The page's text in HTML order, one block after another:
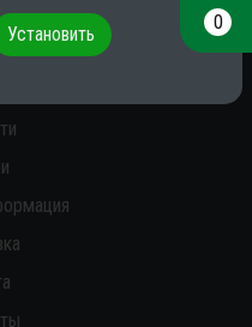
0
Установить